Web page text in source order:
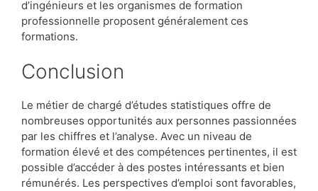
d’ingénieurs et les organismes de formation
professionnelle proposent généralement ces
formations.
Conclusion
Le métier de chargé d’études statistiques offre de
nombreuses opportunités aux personnes passionnées
par les chiffres et l’analyse. Avec un niveau de
formation élevé et des compétences pertinentes, il est
possible d’accéder à des postes intéressants et bien
rémunérés. Les perspectives d’emploi sont favorables,